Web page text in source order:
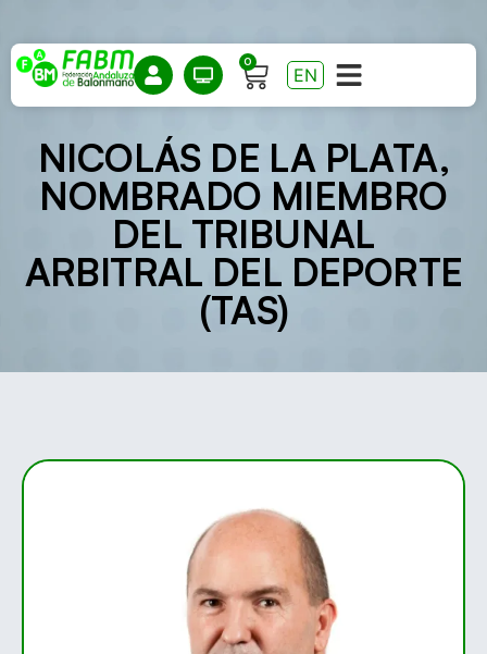
0
EN
NICOLÁS DE LA PLATA,
NOMBRADO MIEMBRO
DEL TRIBUNAL
ARBITRAL DEL DEPORTE
(TAS)